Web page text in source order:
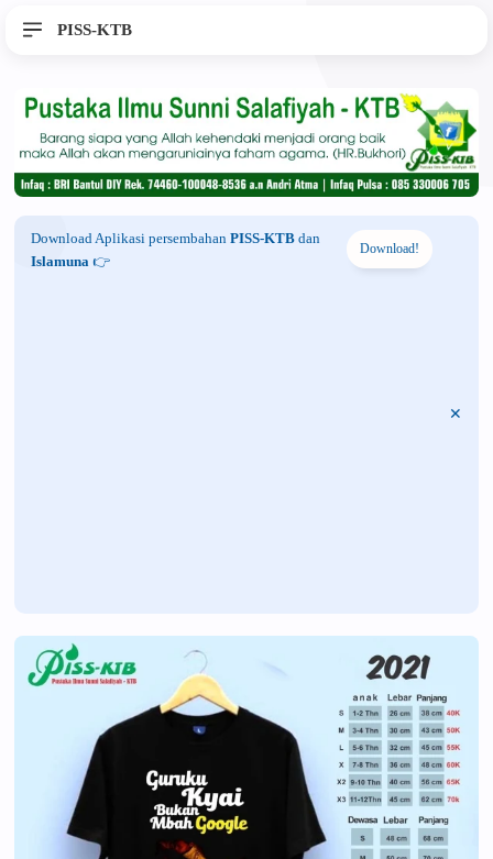
PISS-KTB
Download Aplikasi persembahan PISS-KTB dan
Islamuna 👉
Download!